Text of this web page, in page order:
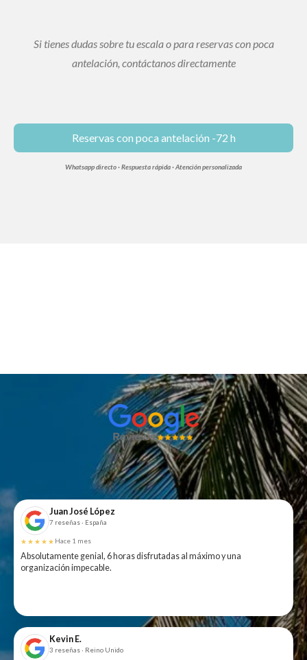
Si tienes dudas sobre tu escala o para reservas con poca
antelación, contáctanos directamente
Reservas con poca antelación -72 h
Whatsapp directo · Respuesta rápida · Atención personalizada
Juan José López
7 reseñas · España
★★★★★ Hace 1 mes
Absolutamente genial, 6 horas disfrutadas al máximo y una
organización impecable.
Kevin E.
3 reseñas · Reino Unido